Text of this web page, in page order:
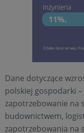
Dane dotyczące
polskiej gospodarki
zapotrzebowanie na
budownictwem,
zapotrzebowania na